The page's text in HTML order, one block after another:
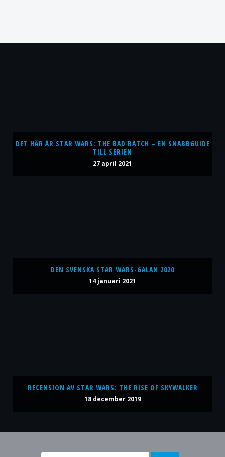
DET HÄR ÄR STAR WARS: THE BAD BATCH – EN SNABBGUIDE
TILL SERIEN
27 april 2021
DEN SVENSKA STAR WARS-GALAN 2020
14 januari 2021
RECENSION AV STAR WARS: THE RISE OF SKYWALKER
18 december 2019